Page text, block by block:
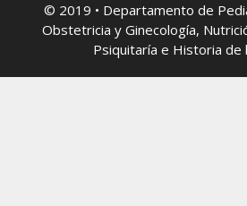
© 2019 • Departamento de
Obstetricia y Ginecología,
Psiquitaría e Historia de